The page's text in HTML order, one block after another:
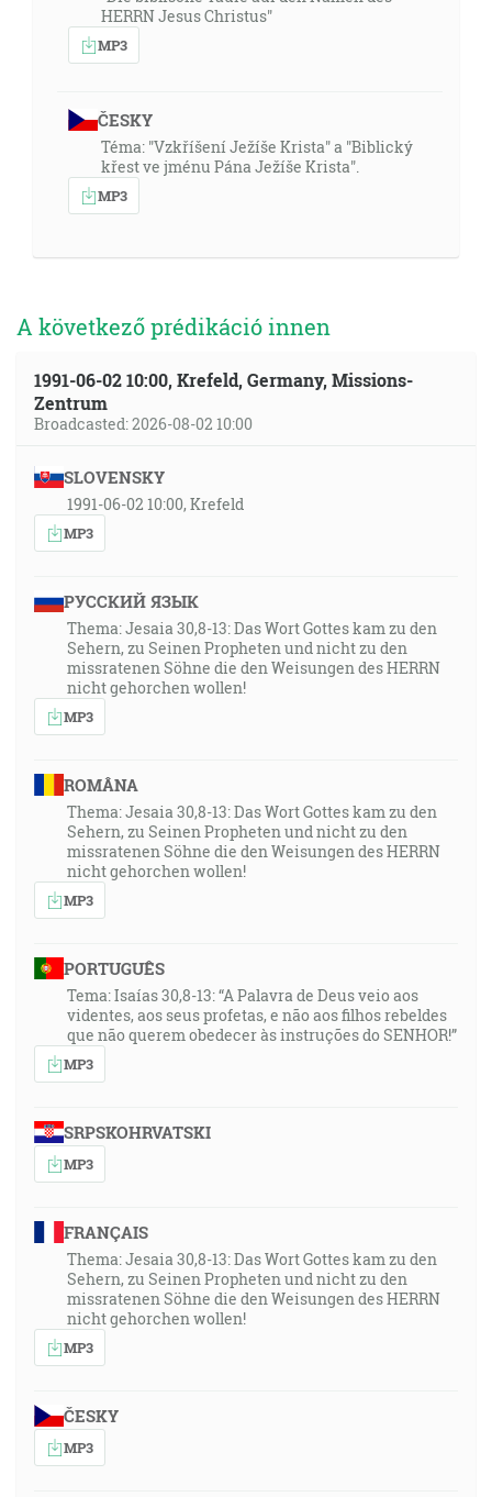
HERRN Jesus Christus"
MP3
ČESKY
Téma: "Vzkříšení Ježíše Krista" a "Biblický
křest ve jménu Pána Ježíše Krista".
MP3
A következő prédikáció innen
1991-06-02 10:00, Krefeld, Germany, Missions-
Zentrum
Broadcasted: 2026-08-02 10:00
SLOVENSKY
1991-06-02 10:00, Krefeld
MP3
РУССКИЙ ЯЗЫК
Thema: Jesaia 30,8-13: Das Wort Gottes kam zu den
Sehern, zu Seinen Propheten und nicht zu den
missratenen Söhne die den Weisungen des HERRN
nicht gehorchen wollen!
MP3
ROMÂNA
Thema: Jesaia 30,8-13: Das Wort Gottes kam zu den
Sehern, zu Seinen Propheten und nicht zu den
missratenen Söhne die den Weisungen des HERRN
nicht gehorchen wollen!
MP3
PORTUGUÊS
Tema: Isaías 30,8-13: “A Palavra de Deus veio aos
videntes, aos seus profetas, e não aos filhos rebeldes
que não querem obedecer às instruções do SENHOR!”
MP3
SRPSKOHRVATSKI
MP3
FRANÇAIS
Thema: Jesaia 30,8-13: Das Wort Gottes kam zu den
Sehern, zu Seinen Propheten und nicht zu den
missratenen Söhne die den Weisungen des HERRN
nicht gehorchen wollen!
MP3
ČESKY
MP3